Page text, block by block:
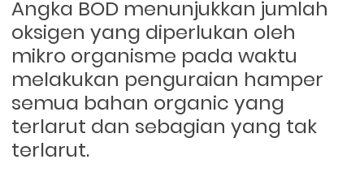
Angka BOD menunjukkan jumlah
oksigen yang diperlukan oleh
mikro organisme pada waktu
melakukan penguraian hamper
semua bahan organic yang
terlarut dan sebagian yang tak
terlarut.